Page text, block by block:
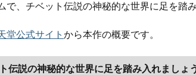
で、チベット伝説の神秘的な世界に足を踏
堂公式サイト から本作の概要です。
伝説の神秘的な世界に足を踏み入れましょ